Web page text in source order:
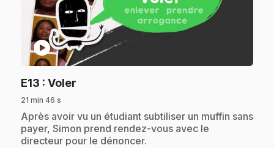
play_circle
E13 : Voler
21 min 46 s
.Après avoir vu un étudiant subtiliser un muffin sans
payer, Simon prend rendez-vous avec le
directeur pour le dénoncer.